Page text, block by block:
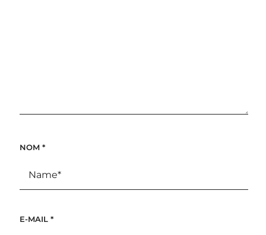
NOM *
E-MAIL *